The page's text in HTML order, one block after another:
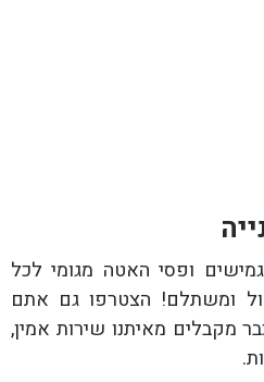
ופסי האטה מגומי לכל
ומשתלם! הצטרפו גם אתם
מקבלים מאיתנו שירות אמין,